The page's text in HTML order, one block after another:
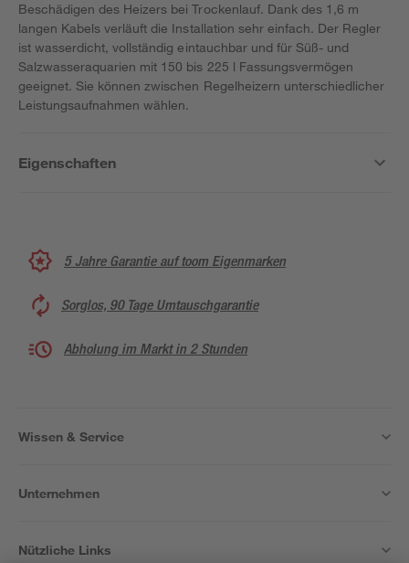
Beschädigen des Heizers bei Trockenlauf. Dank des 1,6 m
langen Kabels verläuft die Installation sehr einfach. Der Regler
ist wasserdicht, vollständig eintauchbar und für Süß- und
Salzwasseraquarien mit 150 bis 225 l Fassungsvermögen
geeignet. Sie können zwischen Regelheizern unterschiedlicher
Leistungsaufnahmen wählen.
Eigenschaften
5 Jahre Garantie auf toom Eigenmarken
Sorglos, 90 Tage Umtauschgarantie
Abholung im Markt in 2 Stunden
Wissen & Service
Unternehmen
Nützliche Links